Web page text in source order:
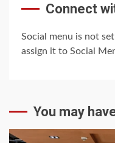
Connect
Social menu is not
assign it to Social
You may